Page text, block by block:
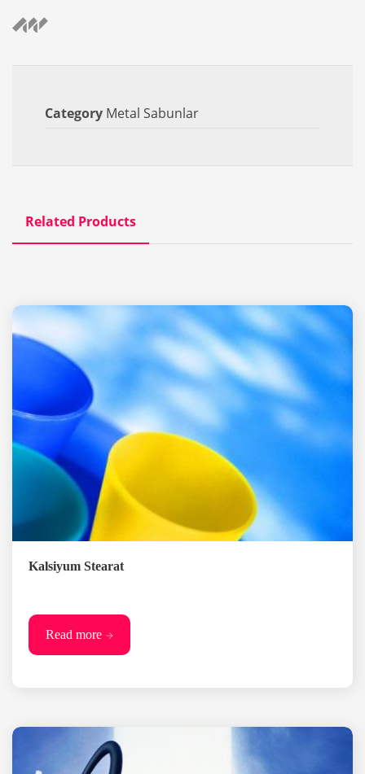
Category Metal Sabunlar
Related Products
Kalsiyum Stearat
Read more